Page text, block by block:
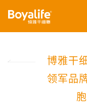
首页 关于博雅干细胞
博雅干细胞获评“行业竞
博雅干
领军品